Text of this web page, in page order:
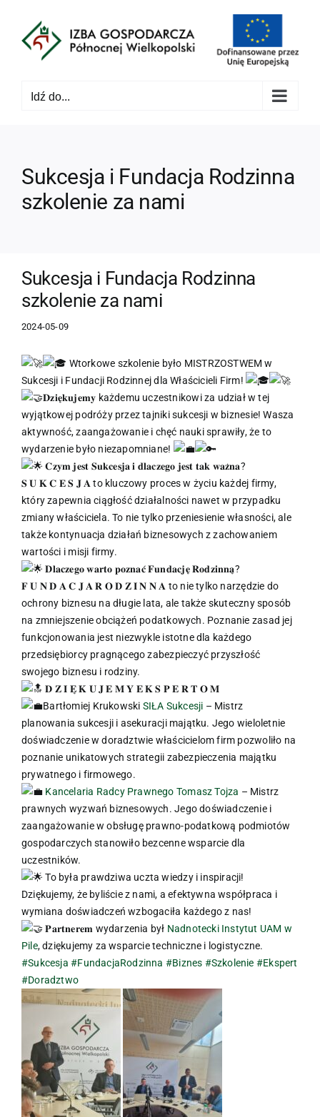
zawartości
Idź do...
Sukcesja i Fundacja Rodzinna
szkolenie za nami
Sukcesja i Fundacja Rodzinna
szkolenie za nami
2024-05-09
Wtorkowe szkolenie było MISTRZOSTWEM w
Sukcesji i Fundacji Rodzinnej dla Właścicieli Firm!
𝐃𝐳𝐢𝐞̨𝐤𝐮𝐣𝐞𝐦𝐲 każdemu uczestnikowi za udział w tej
wyjątkowej podróży przez tajniki sukcesji w biznesie! Wasza
aktywność, zaangażowanie i chęć nauki sprawiły, że to
wydarzenie było niezapomniane!
𝐂𝐳𝐲𝐦 𝐣𝐞𝐬𝐭 𝐒𝐮𝐤𝐜𝐞𝐬𝐣𝐚 𝐢 𝐝𝐥𝐚𝐜𝐳𝐞𝐠𝐨 𝐣𝐞𝐬𝐭 𝐭𝐚𝐤 𝐰𝐚𝐳̇𝐧𝐚?
𝐒 𝐔 𝐊 𝐂 𝐄 𝐒 𝐉 𝐀 to kluczowy proces w życiu każdej firmy,
który zapewnia ciągłość działalności nawet w przypadku
zmiany właściciela. To nie tylko przeniesienie własności, ale
także kontynuacja działań biznesowych z zachowaniem
wartości i misji firmy.
𝐃𝐥𝐚𝐜𝐳𝐞𝐠𝐨 𝐰𝐚𝐫𝐭𝐨 𝐩𝐨𝐳𝐧𝐚𝐜́ 𝐅𝐮𝐧𝐝𝐚𝐜𝐣𝐞̨ 𝐑𝐨𝐝𝐳𝐢𝐧𝐧𝐚̨?
𝐅 𝐔 𝐍 𝐃 𝐀 𝐂 𝐉 𝐀 𝐑 𝐎 𝐃 𝐙 𝐈 𝐍 𝐍 𝐀 to nie tylko narzędzie do
ochrony biznesu na długie lata, ale także skuteczny sposób
na zmniejszenie obciążeń podatkowych. Poznanie zasad jej
funkcjonowania jest niezwykle istotne dla każdego
przedsiębiorcy pragnącego zabezpieczyć przyszłość
swojego biznesu i rodziny.
𝐃 𝐙 𝐈 𝐄̨ 𝐊 𝐔 𝐉 𝐄 𝐌 𝐘 𝐄 𝐊 𝐒 𝐏 𝐄 𝐑 𝐓 𝐎 𝐌
Bartłomiej Krukowski SIŁA Sukcesji – Mistrz
planowania sukcesji i asekuracji majątku. Jego wieloletnie
doświadczenie w doradztwie właścicielom firm pozwoliło na
poznanie unikatowych strategii zabezpieczenia majątku
prywatnego i firmowego.
Kancelaria Radcy Prawnego Tomasz Tojza – Mistrz
prawnych wyzwań biznesowych. Jego doświadczenie i
zaangażowanie w obsługę prawno-podatkową podmiotów
gospodarczych stanowiło bezcenne wsparcie dla
uczestników.
To była prawdziwa uczta wiedzy i inspiracji!
Dziękujemy, że byliście z nami, a efektywna współpraca i
wymiana doświadczeń wzbogaciła każdego z nas!
𝐏𝐚𝐫𝐭𝐧𝐞𝐫𝐞𝐦 wydarzenia był Nadnotecki Instytut UAM w
Pile, dziękujemy za wsparcie techniczne i logistyczne.
#Sukcesja #FundacjaRodzinna #Biznes #Szkolenie #Ekspert
#Doradztwo